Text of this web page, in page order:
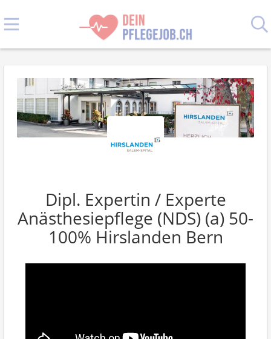
Dipl. Expertin / Experte
Anästhesiepflege (NDS) (a) 50-
100% Hirslanden Bern